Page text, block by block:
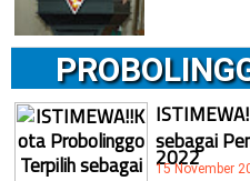
sebagai
2022
15 November